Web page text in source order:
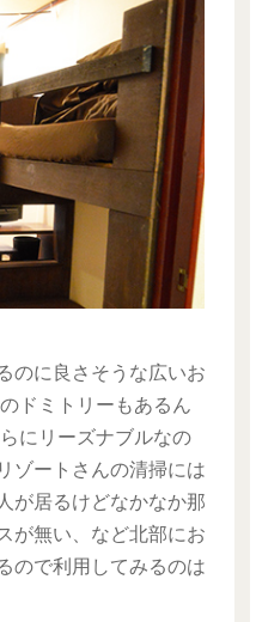
のに良さそうな広いお
ドミトリーもあるん
にリーズナブルなの
ゾートさんの清掃には
が居るけどなかなか那
が無い、など北部にお
ので利用してみるのは